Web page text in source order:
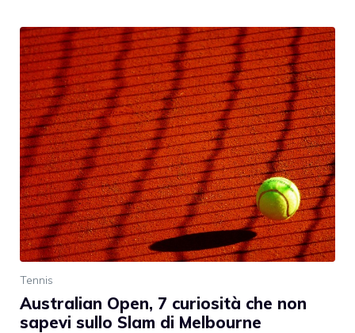
Tennis
Australian Open, 7 curiosità che non
sapevi sullo Slam di Melbourne